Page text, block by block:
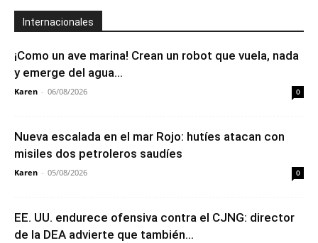
Internacionales
¡Como un ave marina! Crean un robot que vuela, nada
y emerge del agua...
Karen - 06/08/2026 0
Nueva escalada en el mar Rojo: hutíes atacan con
misiles dos petroleros saudíes
Karen - 05/08/2026 0
EE. UU. endurece ofensiva contra el CJNG: director
de la DEA advierte que también...